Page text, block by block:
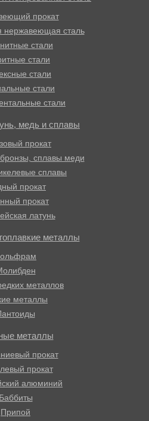
прокат
нержавеющая сталь
стали
стали
стали
стали
стали
медь и сплавы
прокат
сплавы меди
сплавы
прокат
прокат
латунь
металлы
металлов
металлы
металлы
прокат
прокат
алюминий
Баббиты
Припой